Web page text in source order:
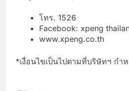
โทร. 1526
Facebook: xpeng
www.xpeng.co.th
*เงื่อนไขเป็นไปตามที่บริษัทฯ กำ